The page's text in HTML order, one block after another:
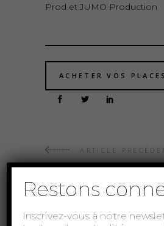
Prod et JUMO Production
ACHETER VOS PLACES
ARTICLE
ARTICLE SUIVANT
Restons
Inscrivez-vous à notre